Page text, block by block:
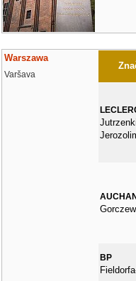
Warszawa
Varšava
BP